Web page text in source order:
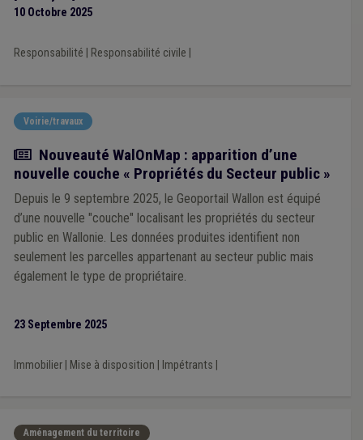
10 Octobre 2025
Responsabilité Responsabilité civile
Voirie/travaux
Actualité
Nouveauté WalOnMap : apparition d’une
nouvelle couche « Propriétés du Secteur public »
Depuis le 9 septembre 2025, le Geoportail Wallon est équipé
d’une nouvelle "couche" localisant les propriétés du secteur
public en Wallonie. Les données produites identifient non
seulement les parcelles appartenant au secteur public mais
également le type de propriétaire.
23 Septembre 2025
Immobilier| Mise à disposition Impétrants
Aménagement du territoire